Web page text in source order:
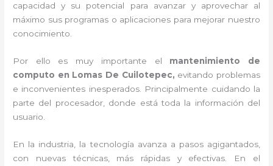
capacidad y su potencial para avanzar y aprovechar al
máximo sus programas o aplicaciones para mejorar nuestro
conocimiento.
Por ello es muy importante el mantenimiento de
computo en Lomas De Cuilotepec, evitando problemas
e inconvenientes inesperados. Principalmente cuidando la
parte del procesador, donde está toda la información del
usuario.
En la industria, la tecnología avanza a pasos agigantados,
con nuevas técnicas, más rápidas y efectivas . En el